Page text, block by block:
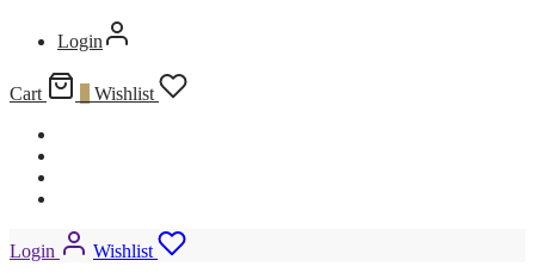
Login
Cart Wishlist
Login
Wishlist